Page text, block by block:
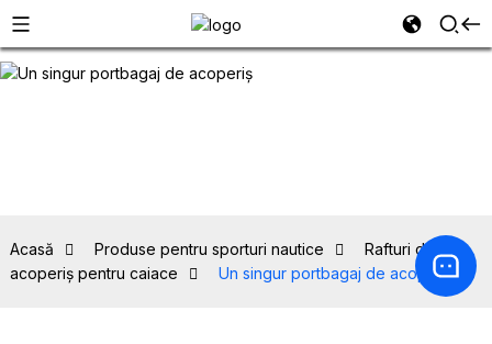
Acasă Produse pentru sporturi nautice
Rafturi de
acoperiș pentru caiace
Un singur portbagaj de acoperiș